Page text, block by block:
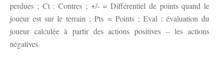
perdues ; Ct : Contres ; +/- = Différentiel de points quand le
joueur est sur le terrain ; Pts = Points ; Eval : évaluation du
joueur calculée à partir des actions positives – les actions
négatives.